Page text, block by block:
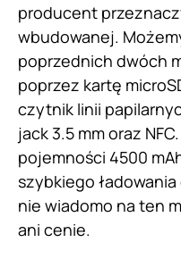
producent
wbudowanej.
poprzednich dwóch
poprzez kartę
czytnik linii
jack 3.5 mm oraz
pojemności 4500
szybkiego
nie wiadomo na ten
ani cenie.